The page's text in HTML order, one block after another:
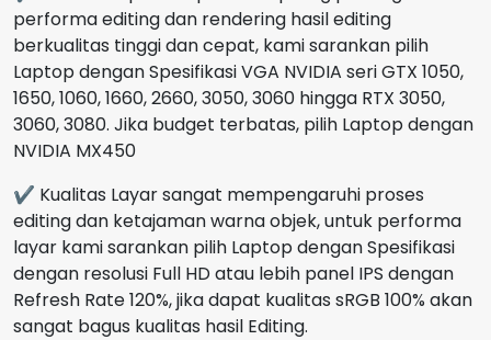
performa editing dan rendering hasil editing
berkualitas tinggi dan cepat, kami sarankan pilih
Laptop dengan Spesifikasi VGA NVIDIA seri GTX 1050,
1650, 1060, 1660, 2660, 3050, 3060 hingga RTX 3050,
3060, 3080. Jika budget terbatas, pilih Laptop dengan
NVIDIA MX450
✔ Kualitas Layar sangat mempengaruhi proses
editing dan ketajaman warna objek, untuk performa
layar kami sarankan pilih Laptop dengan Spesifikasi
dengan resolusi Full HD atau lebih panel IPS dengan
Refresh Rate 120%, jika dapat kualitas sRGB 100% akan
sangat bagus kualitas hasil Editing.